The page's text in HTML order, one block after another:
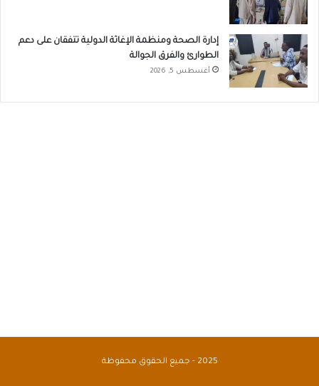
إدارة الصحة ومنظمة الإغاثة الدولية تتفقان على دعم
الطوارئ والفرق الجوالة
أغسطس 5, 2026
2025 - جميع الحقوق محفوظة